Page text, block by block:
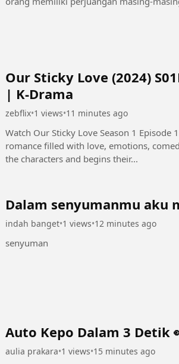
Our Sticky Love (2024)
| K-Drama
zebflix•1 views•11 minutes ago
Watch Our Sticky Love Season 1 Episode 1 Hindi Dubbed in
romance filled with love, emotions,
the characters and begins their...
Dalam senyumanmu aku
indah banget•1 views•12 minutes ago
senyuman
Auto Kepo Dalam 3 Detik
aulia prakara•1 views•15 minutes ago